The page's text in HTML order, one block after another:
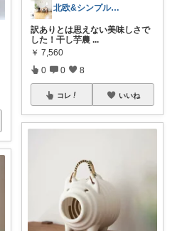
北欧&シンプルライフ〜整える暮らし〜
訳ありとは思えない美味しさで
した！干し芋農 ...
￥ 7,560
0 0 8
コレ いいね